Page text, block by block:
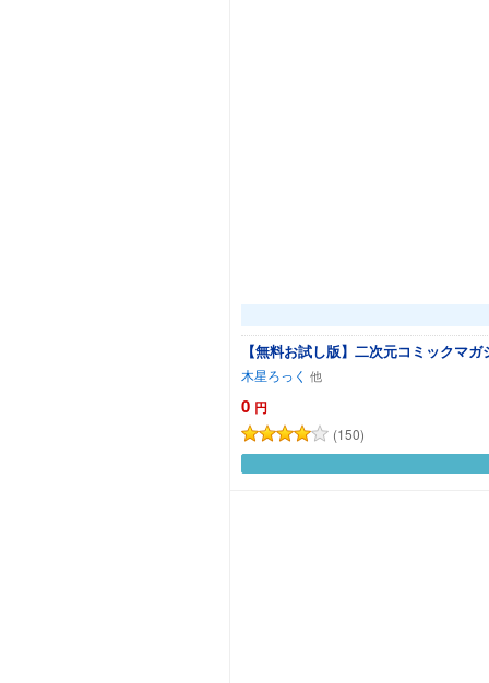
【無料お試し版】二次元コミックマ
木星ろっく
0 円
(150)